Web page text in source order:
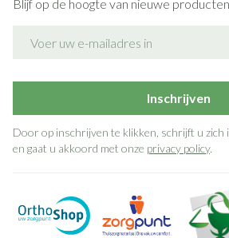
Blijf op de hoogte van nieuwe
Inschrijven
Door op inschrijven te klikken, schrijft u
en gaat u akkoord met onze privacy policy.